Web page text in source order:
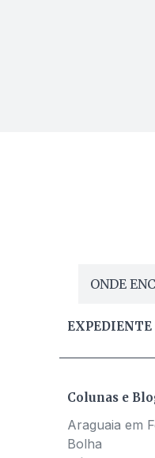
ONDE
EXPEDIENTE
Colunas e
Araguaia em
Bolha